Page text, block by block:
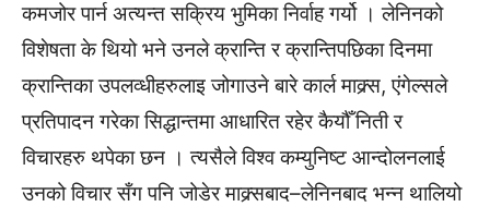
कमजोर पार्न अत्यन्त सक्रिय भुमिका निर्वाह गर्यो । लेनिनको
विशेषता के थियो भने उनले क्रान्ति र क्रान्तिपछिका दिनमा
क्रान्तिका उपलव्धीहरुलाइ जोगाउने बारे कार्ल माक्र्स, एंगेल्सले
प्रतिपादन गरेका सिद्धान्तमा आधारित रहेर कैयौँ निती र
विचारहरु थपेका छन । त्यसैले विश्व कम्युनिष्ट आन्दोलनलाई
उनको विचार सँग पनि जोडेर माक्र्सबाद–लेनिनबाद भन्न थालियो